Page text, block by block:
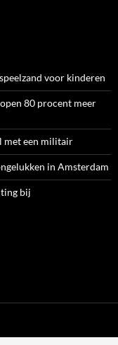
voor kinderen
80 procent meer
met een militair
in Amsterdam
bij